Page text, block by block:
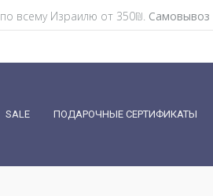
по всему Израилю от 350₪. Самовывоз
SALE ПОДАРОЧНЫЕ СЕРТИФИКАТЫ